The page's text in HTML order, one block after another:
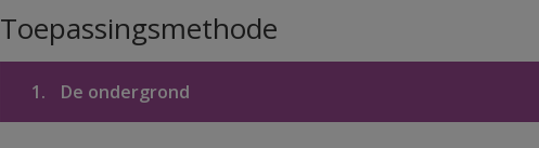
Toepassingsmethode
1. De ondergrond